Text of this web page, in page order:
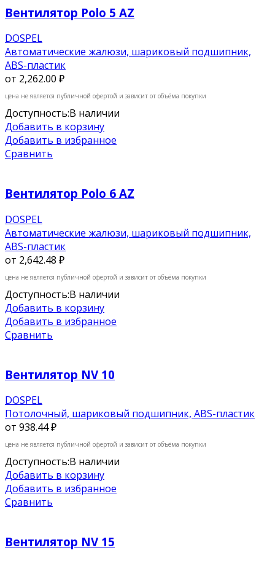
Вентилятор Polo 5 AZ
DOSPEL
Автоматические жалюзи, шариковый подшипник,
ABS-пластик
от 2,262.00 ₽
цена не является публичной офертой и зависит от объёма покупки
Доступность:В наличии
Добавить в корзину
Добавить в избранное
Сравнить
Вентилятор Polo 6 AZ
DOSPEL
Автоматические жалюзи, шариковый подшипник,
ABS-пластик
от 2,642.48 ₽
цена не является публичной офертой и зависит от объёма покупки
Доступность:В наличии
Добавить в корзину
Добавить в избранное
Сравнить
Вентилятор NV 10
DOSPEL
Потолочный, шариковый подшипник, ABS-пластик
от 938.44 ₽
цена не является публичной офертой и зависит от объёма покупки
Доступность:В наличии
Добавить в корзину
Добавить в избранное
Сравнить
Вентилятор NV 15